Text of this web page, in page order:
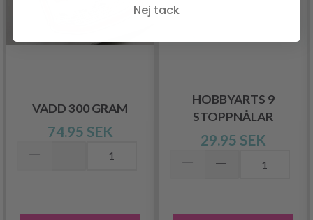
VADD 300 GRAM
74.95 SEK
HOBBYARTS 9
STOPPNÅLAR
29.95 SEK
Nej tack